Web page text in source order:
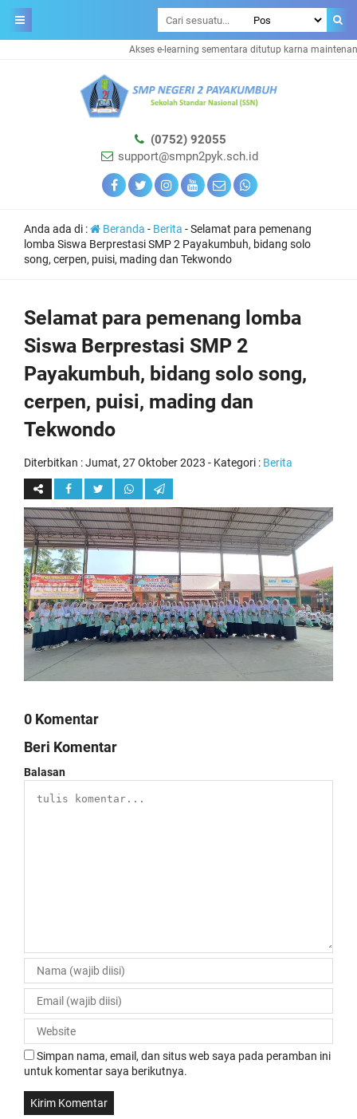
Akses e-learning sementara ditutup karna maintenance
(0752) 92055
support@smpn2pyk.sch.id
Anda ada di : Beranda - Berita -Selamat para pemenang
lomba Siswa Berprestasi SMP 2 Payakumbuh, bidang solo
song, cerpen, puisi, mading dan Tekwondo
Selamat para pemenang lomba
Siswa Berprestasi SMP 2
Payakumbuh, bidang solo song,
cerpen, puisi, mading dan
Tekwondo
Diterbitkan :Jumat, 27 Oktober 2023 - Kategori : Berita
0 Komentar
Beri Komentar
Balasan
Simpan nama, email, dan situs web saya pada peramban ini
untuk komentar saya berikutnya.